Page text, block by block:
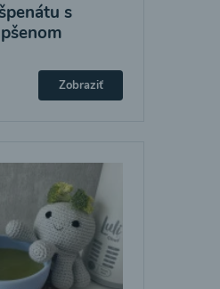
s
Zobraziť